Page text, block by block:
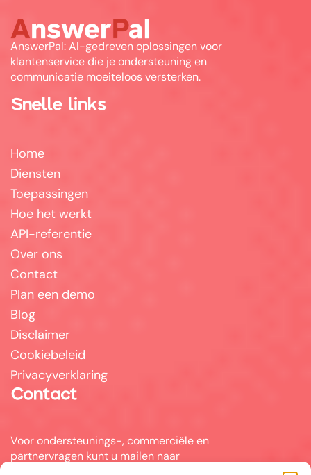
AnswerPal: AI-gedreven oplossingen voor
klantenservice die je ondersteuning en
communicatie moeiteloos versterken.
Snelle links
Home
Diensten
Toepassingen
Hoe het werkt
API-referentie
Over ons
Contact
Plan een demo
Blog
Disclaimer
Cookiebeleid
Privacyverklaring
Contact
Voor ondersteunings-, commerciële en
partnervragen kunt u mailen naar